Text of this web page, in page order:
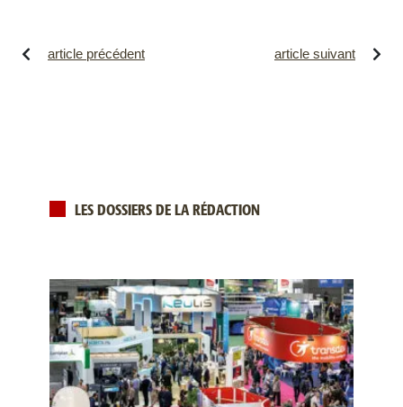
article précédent article suivant
LES DOSSIERS DE LA RÉDACTION